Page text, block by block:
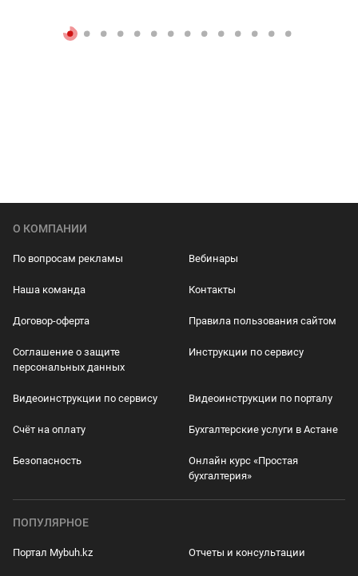
О КОМПАНИИ
По вопросам рекламы Вебинары
Наша команда Контакты
Договор-оферта Правила пользования сайтом
Соглашение о защите
персональных данных
Инструкции по сервису
Видеоинструкции по сервису Видеоинструкции по порталу
Счёт на оплату Бухгалтерские услуги в Астане
Безопасность
Онлайн курс «Простая
бухгалтерия»
ПОПУЛЯРНОЕ
Портал Mybuh.kz Отчеты и консультации